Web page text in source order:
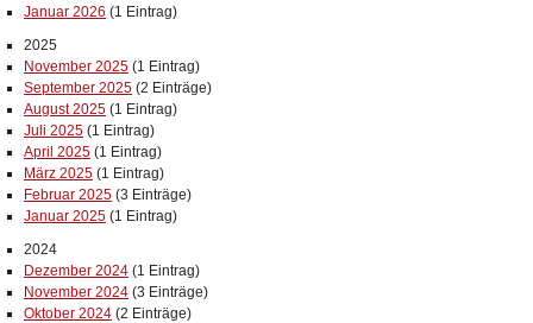
Januar 2026 (1 Eintrag)
2025
November 2025 (1 Eintrag)
September 2025 (2 Einträge)
August 2025 (1 Eintrag)
Juli 2025 (1 Eintrag)
April 2025 (1 Eintrag)
März 2025 (1 Eintrag)
Februar 2025 (3 Einträge)
Januar 2025 (1 Eintrag)
2024
Dezember 2024 (1 Eintrag)
November 2024 (3 Einträge)
Oktober 2024 (2 Einträge)